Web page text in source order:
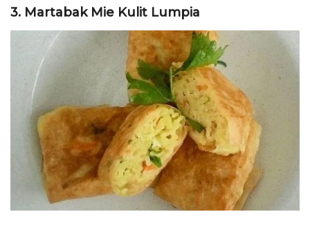
3. Martabak Mie Kulit Lumpia